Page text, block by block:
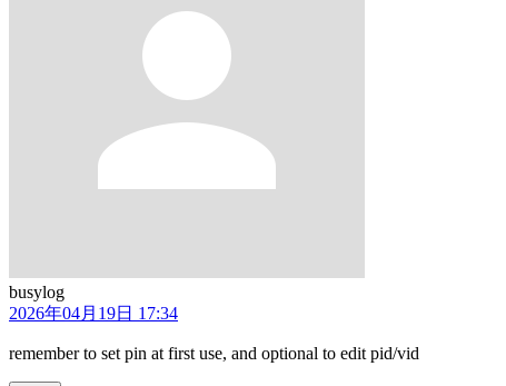
busylog
2026年04月19日 17:34
remember to set pin at first use, and optional to edit pid/vid